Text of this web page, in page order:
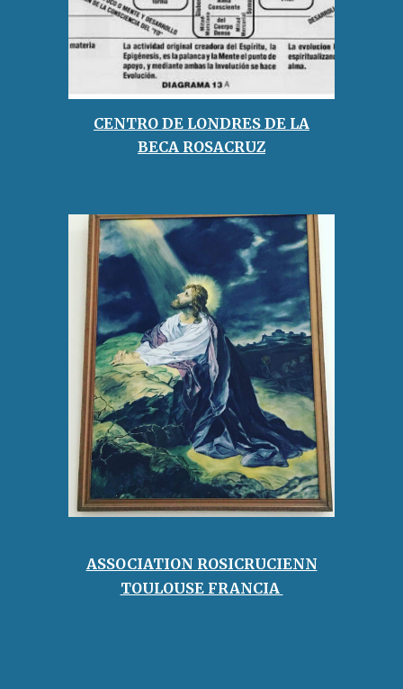
CENTRO DE LONDRES DE LA
BECA ROSACRUZ
ASSOCIATION ROSICRUCIENN
TOULOUSE FRANCIA